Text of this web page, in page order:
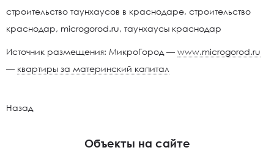
Источник размещения: МикроГород — www.microgorod.ru
— квартиры за материнский капитал
Назад
Объекты на сайте